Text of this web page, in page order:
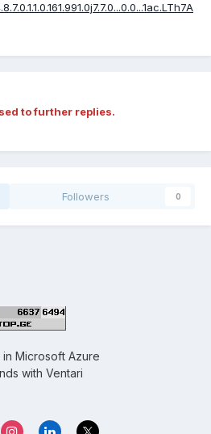
to further replies.
Followers 0
Microsoft Azure
with Ventari